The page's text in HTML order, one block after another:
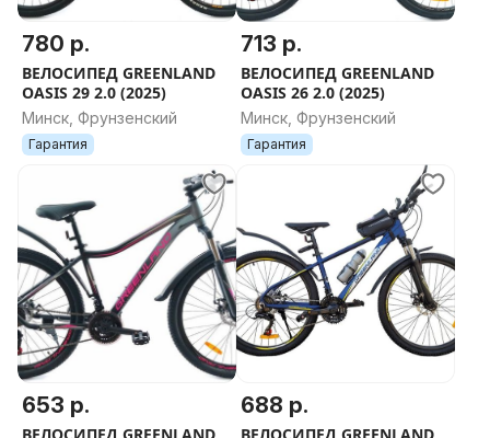
780 р.
ВЕЛОСИПЕД GREENLAND
OASIS 29 2.0 (2025)
Минск, Фрунзенский
Гарантия
713 р.
ВЕЛОСИПЕД GREENLAND
OASIS 26 2.0 (2025)
Минск, Фрунзенский
Гарантия
653 р. 688 р.